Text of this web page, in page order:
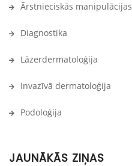
Ārstnieciskās manipulācijas
Diagnostika
Lāzerdermatoloģija
Invazīvā dermatoloģija
Podoloģija
JAUNĀKĀS ZIŅAS